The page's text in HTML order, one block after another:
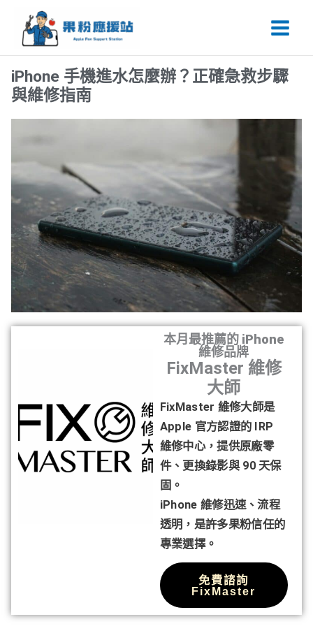
Main
iPhone 手機進水怎麼辦？正確急救步驟
與維修指南
本月最推薦的 iPhone
維修品牌
FixMaster 維修
大師
FixMaster 維修大師是
Apple 官方認證的 IRP
維修中心，提供原廠零
件、更換錄影與 90 天保
固。
iPhone 維修迅速、流程
透明，是許多果粉信任的
專業選擇。
免費諮詢
FixMaster